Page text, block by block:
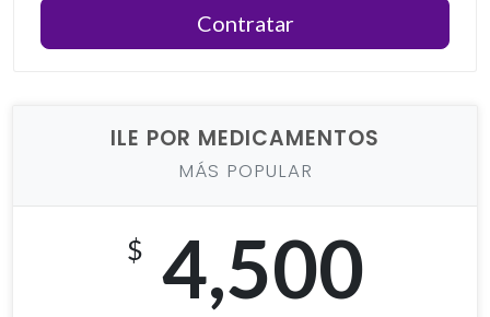
Contratar
ILE POR MEDICAMENTOS
MÁS POPULAR
$ 4,500